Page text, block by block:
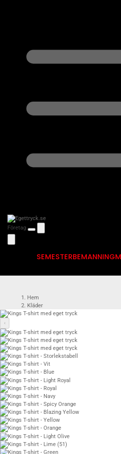
Företag
SEMESTERBEMANNING
Hem
Kläder
T-shirts med eget tryck
‹